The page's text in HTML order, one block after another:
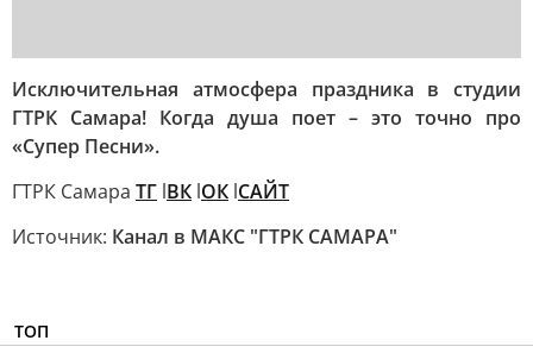
Исключительная атмосфера праздника в студии
ГТРК Самара! Когда душа поет – это точно про
«Супер Песни».
ГТРК Самара ТГ lВК lОК lСАЙТ
Источник: Канал в МАКС "ГТРК САМАРА"
ТОП